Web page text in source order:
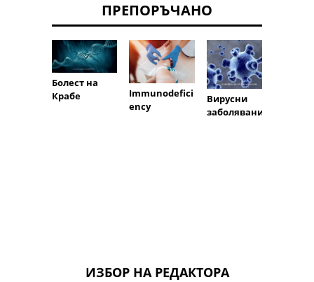
ПРЕПОРЪЧАНО
Болест на
Крабе
Immunodefici
ency
Вирусни
заболявания
ИЗБОР НА РЕДАКТОРА